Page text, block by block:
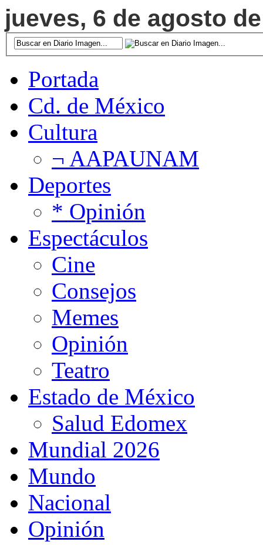
jueves, 6 de agosto
Portada
Cd. de México
Cultura
¬ AAPAUNAM
Deportes
* Opinión
Espectáculos
Cine
Consejos
Memes
Opinión
Teatro
Estado de México
Salud Edomex
Mundial 2026
Mundo
Nacional
Opinión